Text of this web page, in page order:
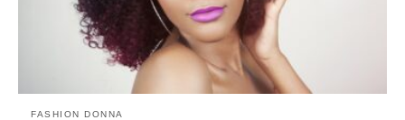
FASHION DONNA